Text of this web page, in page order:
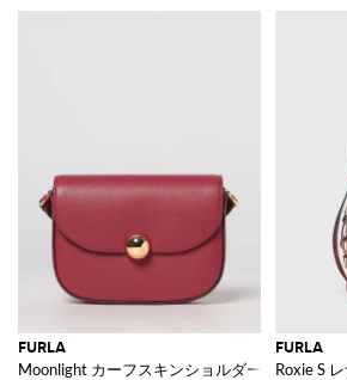
FURLA
Moonlight カーフスキンショルダーバッグ
FURLA
Roxie S